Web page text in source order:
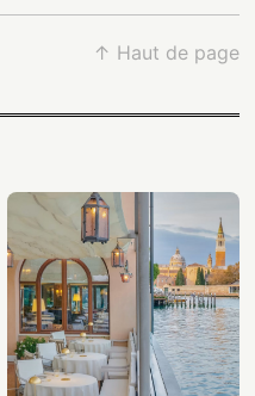
↑ Haut de page